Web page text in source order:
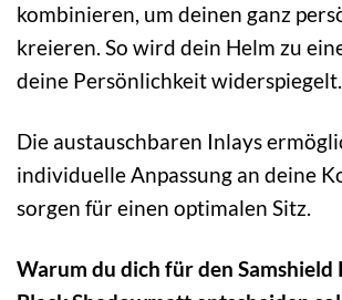
kombinieren, um deinen ganz
kreieren. So wird dein Helm zu
deine Persönlichkeit widerspiegelt.
Die austauschbaren Inlays
individuelle Anpassung an deine
sorgen für einen optimalen Sitz.
Warum du dich für den Samshield